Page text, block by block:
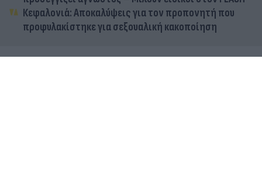
Κεφαλονιά: Αποκαλύψεις για τον προπονητή που
προφυλακίστηκε για σεξουαλική κακοποίηση